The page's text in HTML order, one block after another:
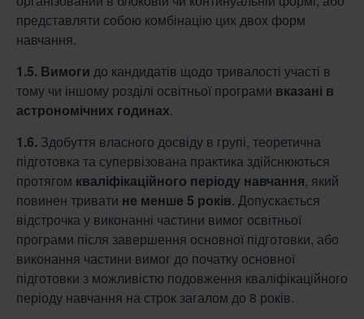
представляти собою комбінацію цих двох форм
навчання.
1.5. Вимоги до кандидатів щодо тривалості участі в
тому чи іншому розділі освітньої програми вказані в
астрономічних годинах.
1.6. Здобуття власного досвіду в групі, теоретична
підготовка та супервізована практика здійснюються
протягом кваліфікаційного періоду навчання, який
повинен тривати не менше 5 років. Допускається
відстрочка у виконанні частини вимог освітньої
програми після завершення основної підготовки, або
виконання частини вимог до початку основної
підготовки з можливістю подовження кваліфікаційного
періоду навчання на строк загалом до 8 років.